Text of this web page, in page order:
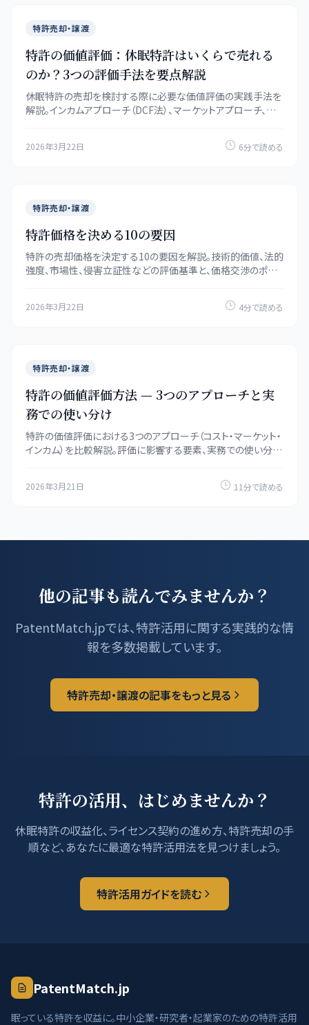
特許売却・譲渡
特許の価値評価：休眠特許はいくらで売れる
のか？3つの評価手法を要点解説
休眠特許の売却を検討する際に必要な価値評価の実践手法を
解説。インカムアプローチ（DCF法）、マーケットアプローチ、コ
2026年3月22日 6分で読める
特許売却・譲渡
特許価格を決める10の要因
特許の売却価格を決定する10の要因を解説。技術的価値、法的
強度、市場性、侵害立証性などの評価基準と、価格交渉のポイ
2026年3月22日 4分で読める
特許売却・譲渡
特許の価値評価方法 — 3つのアプローチと実
務での使い分け
特許の価値評価における3つのアプローチ（コスト・マーケット・
インカム）を比較解説。評価に影響する要素、実務での使い分
2026年3月21日 11分で読める
他の記事も読んでみませんか？
PatentMatch.jpでは、特許活用に関する実践的な情
報を多数掲載しています。
特許売却・譲渡の記事をもっと見る
特許の活用、はじめませんか？
休眠特許の収益化、ライセンス契約の進め方、特許売却の手
順など、あなたに最適な特許活用法を見つけましょう。
特許活用ガイドを読む
PatentMatch.jp
眠っている特許を収益に。中小企業・研究者・起業家のための特許活用